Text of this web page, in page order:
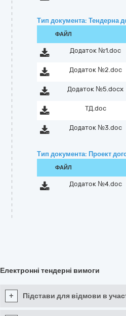
Тип документа: Тендерна
ФАЙЛ
Додаток №1.doc
Додаток №2.doc
Додаток №5.docx
ТД.doc
Додаток №3.doc
Тип документа: Проект
ФАЙЛ
Додаток №4.doc
Електронні тендерні вимоги
+ Підстави для відмови в